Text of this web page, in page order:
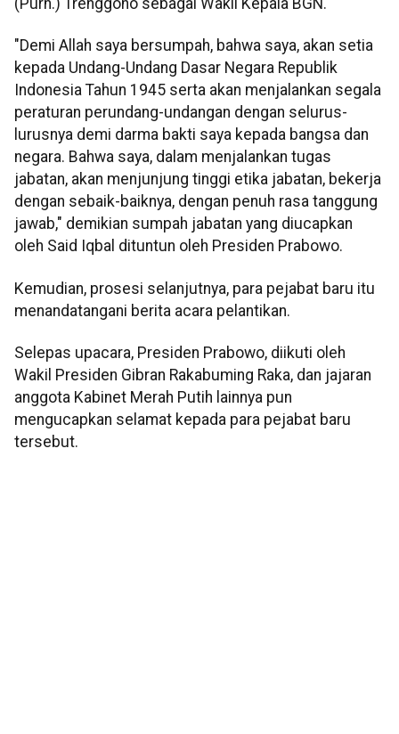
(Purn.) Trenggono sebagai Wakil Kepala BGN.
"Demi Allah saya bersumpah, bahwa saya, akan setia
kepada Undang-Undang Dasar Negara Republik
Indonesia Tahun 1945 serta akan menjalankan segala
peraturan perundang-undangan dengan selurus-
lurusnya demi darma bakti saya kepada bangsa dan
negara. Bahwa saya, dalam menjalankan tugas
jabatan, akan menjunjung tinggi etika jabatan, bekerja
dengan sebaik-baiknya, dengan penuh rasa tanggung
jawab," demikian sumpah jabatan yang diucapkan
oleh Said Iqbal dituntun oleh Presiden Prabowo.
Kemudian, prosesi selanjutnya, para pejabat baru itu
menandatangani berita acara pelantikan.
Selepas upacara, Presiden Prabowo, diikuti oleh
Wakil Presiden Gibran Rakabuming Raka, dan jajaran
anggota Kabinet Merah Putih lainnya pun
mengucapkan selamat kepada para pejabat baru
tersebut.